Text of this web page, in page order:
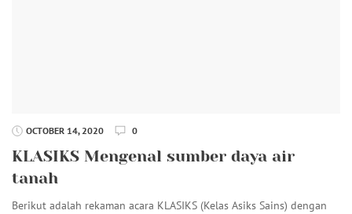
OCTOBER 14, 2020 0
KLASIKS Mengenal sumber daya air
tanah
Berikut adalah rekaman acara KLASIKS (Kelas Asiks Sains) dengan